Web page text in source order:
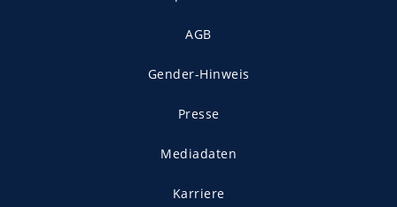
AGB
Gender-Hinweis
Presse
Mediadaten
Karriere